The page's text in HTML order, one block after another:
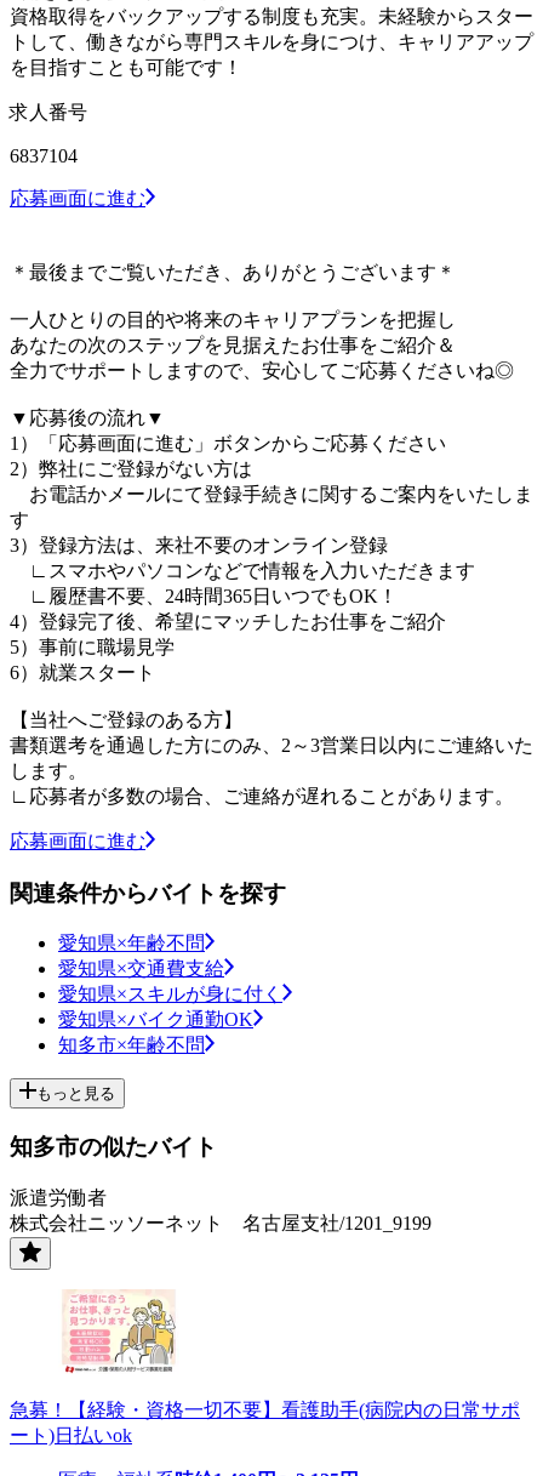
資格取得をバックアップする制度も充実。未経験からスター
トして、働きながら専門スキルを身につけ、キャリアアップ
を目指すことも可能です！
求人番号
6837104
応募画面に進む
＊最後までご覧いただき、ありがとうございます＊
一人ひとりの目的や将来のキャリアプランを把握し
あなたの次のステップを見据えたお仕事をご紹介＆
全力でサポートしますので、安心してご応募くださいね◎
▼応募後の流れ▼
1）「応募画面に進む」ボタンからご応募ください
2）弊社にご登録がない方は
お電話かメールにて登録手続きに関するご案内をいたしま
す
3）登録方法は、来社不要のオンライン登録
∟スマホやパソコンなどで情報を入力いただきます
∟履歴書不要、24時間365日いつでもOK！
4）登録完了後、希望にマッチしたお仕事をご紹介
5）事前に職場見学
6）就業スタート
【当社へご登録のある方】
書類選考を通過した方にのみ、2～3営業日以内にご連絡いた
します。
∟応募者が多数の場合、ご連絡が遅れることがあります。
応募画面に進む
関連条件からバイトを探す
愛知県×年齢不問
愛知県×交通費支給
愛知県×スキルが身に付く
愛知県×バイク通勤OK
知多市×年齢不問
もっと見る
知多市の似たバイト
派遣労働者
株式会社ニッソーネット 名古屋支社/1201_9199
急募！【経験・資格一切不要】看護助手(病院内の日常サポ
ート)日払いok